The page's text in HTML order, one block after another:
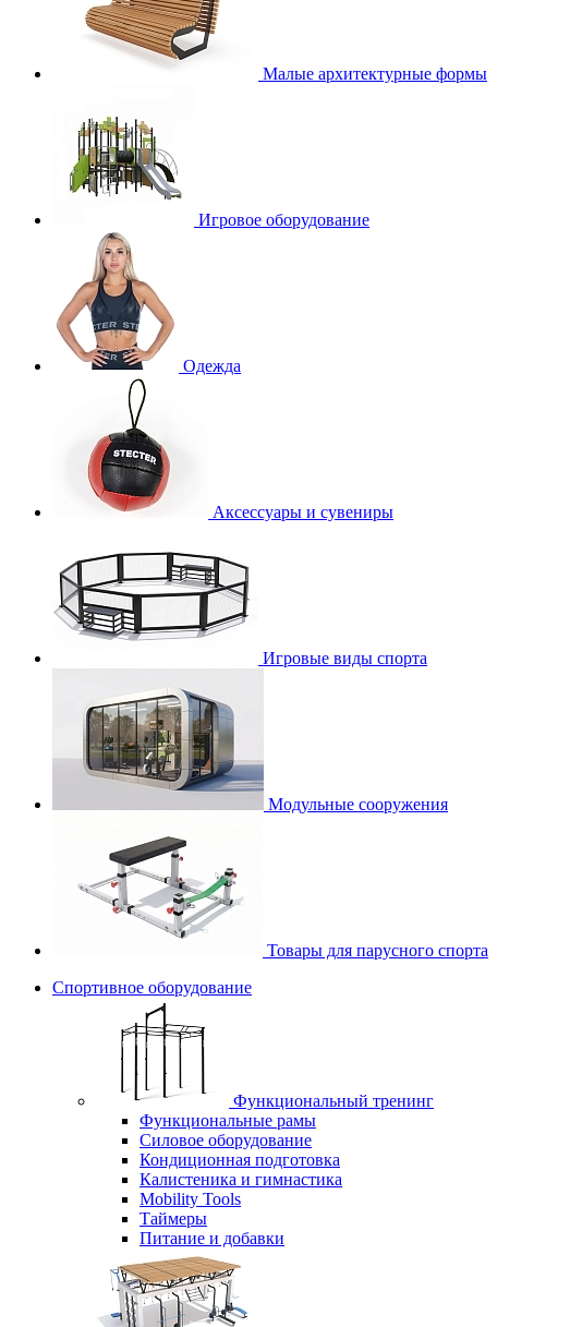
Малые архитектурные формы
Игровое оборудование
Одежда
Аксессуары и сувениры
Игровые виды спорта
Модульные сооружения
Товары для парусного спорта
Спортивное оборудование
Функциональный тренинг
Функциональные рамы
Силовое оборудование
Кондиционная подготовка
Калистеника и гимнастика
Mobility Tools
Таймеры
Питание и добавки